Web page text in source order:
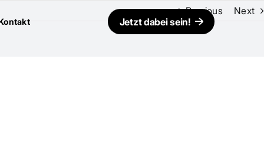
Jetzt dabei sein!
Previous Next